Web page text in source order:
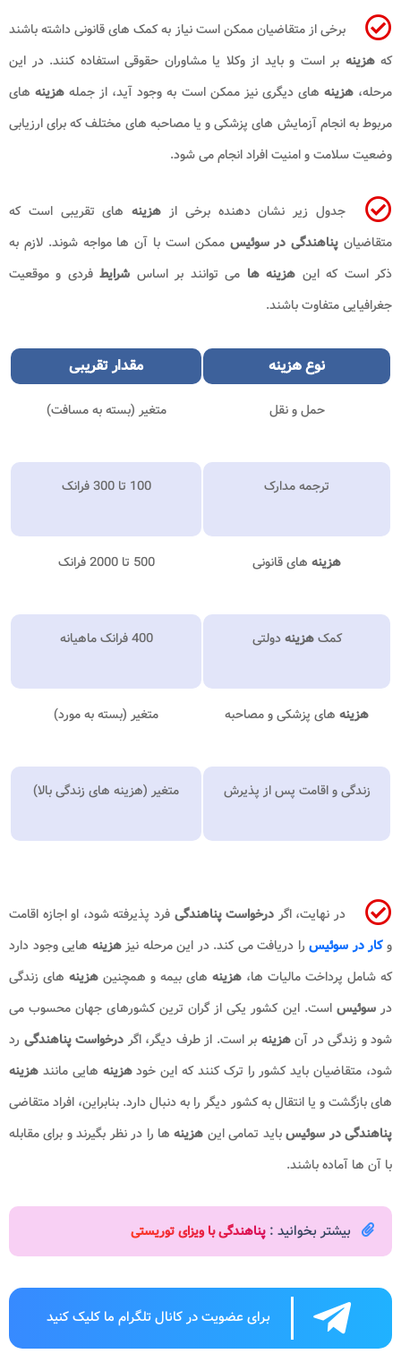
برخی از متقاضیان ممکن است نیاز به کمک های قانونی داشته باشند
کههزینه بر است و باید از وکلا یا مشاوران حقوقی استفاده کنند. در این
مرحله،هزینه های دیگری نیز ممکن است به وجود آید، از جمله هزینههای
مربوط به انجام آزمایش های پزشکی و یا مصاحبه های مختلف که برای ارزیابی
وضعیت سلامت و امنیت افراد انجام می شود.
جدول زیر نشان دهنده برخی از هزینههای تقریبی است که
متقاضیان پناهندگی در سوئیس ممکن است با آن ها مواجه شوند. لازم به
ذکر است که این هزینه ها می توانند بر اساس شرایطفردی و موقعیت
جغرافیایی متفاوت باشند.
نوعهزینه مقدار تقریبی
حمل و نقل متغیر (بسته به مسافت)
ترجمه مدارک 100 تا 300 فرانک
هزینه های قانونی 500 تا 2000 فرانک
کمکهزینهدولتی 400 فرانک ماهیانه
هزینه های پزشکی و مصاحبه متغیر (بسته به مورد)
زندگی و اقامت پس از پذیرش متغیر (هزینه های زندگی بالا)
در نهایت، اگر درخواست پناهندگی فرد پذیرفته شود، او اجازه اقامت
وکار در سوئیسرا دریافت می کند. در این مرحله نیزهزینه هایی وجود دارد
که شامل پرداخت مالیات ها، هزینه های بیمه و همچنین هزینه های زندگی
درسوئیس است. این کشور یکی از گران ترین کشورهای جهان محسوب می
شود و زندگی در آنهزینه بر است. از طرف دیگر، اگر درخواست پناهندگی رد
شود، متقاضیان باید کشور را ترک کنند که این خودهزینه هایی مانند هزینه
های بازگشت و یا انتقال به کشور دیگر را به دنبال دارد. بنابراین، افراد متقاضی
پناهندگی در سوئیسباید تمامی این هزینهها را در نظر بگیرند و برای مقابله
با آن ها آماده باشند.
بیشتر بخوانید : پناهندگی با ویزای توریستی
برای عضویت در کانال تلگرام ما کلیک کنید